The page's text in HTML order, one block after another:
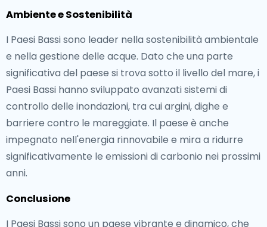
Ambiente e Sostenibilità
I Paesi Bassi sono leader nella sostenibilità ambientale
e nella gestione delle acque. Dato che una parte
significativa del paese si trova sotto il livello del mare, i
Paesi Bassi hanno sviluppato avanzati sistemi di
controllo delle inondazioni, tra cui argini, dighe e
barriere contro le mareggiate. Il paese è anche
impegnato nell'energia rinnovabile e mira a ridurre
significativamente le emissioni di carbonio nei prossimi
anni.
Conclusione
I Paesi Bassi sono un paese vibrante e dinamico, che